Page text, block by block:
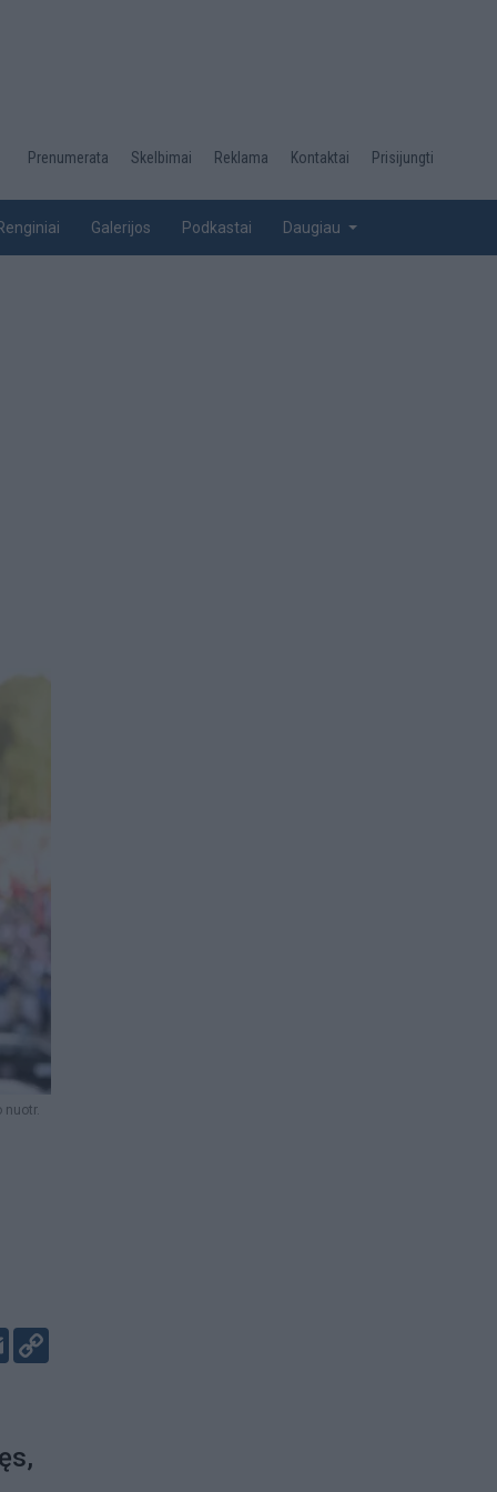
Desktop
top
Prenumerata Skelbimai Reklama Kontaktai Prisijungti
Galerijos Podkastai Daugiau
nuotr.
Email